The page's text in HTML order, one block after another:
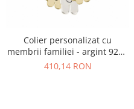
Colier personalizat cu
membrii familiei - argint 925 -
45 cm
410,14 RON